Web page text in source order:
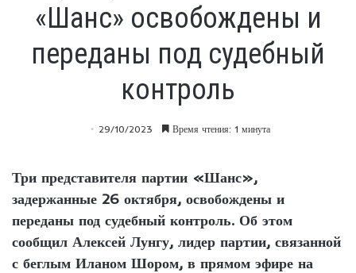
«Шанс» освобождены и
переданы под судебный
контроль
29/10/2023 Время чтения: 1 минута
Три представителя партии «Шанс»,
задержанные 26 октября, освобождены и
переданы под судебный контроль. Об этом
сообщил Алексей Лунгу, лидер партии, связанной
с беглым Иланом Шором, в прямом эфире на